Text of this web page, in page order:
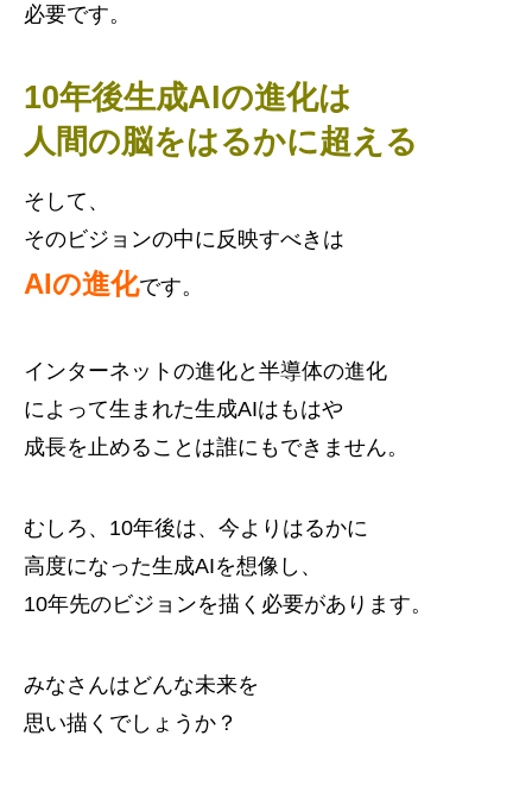
必要です。
10年後生成AIの進化は
人間の脳をはるかに超える
そして、
そのビジョンの中に反映すべきは
AIの進化です。
インターネットの進化と半導体の進化
によって生まれた生成AIはもはや
成長を止めることは誰にもできません。
むしろ、10年後は、今よりはるかに
高度になった生成AIを想像し、
10年先のビジョンを描く必要があります。
みなさんはどんな未来を
思い描くでしょうか？